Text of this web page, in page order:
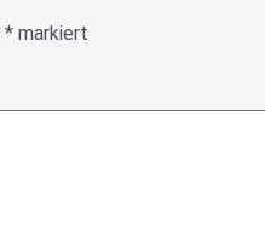
* markiert